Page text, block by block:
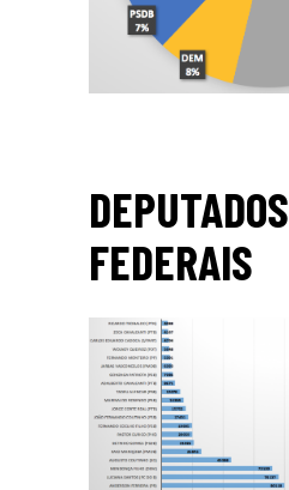
DEPUTADOS
FEDERAIS